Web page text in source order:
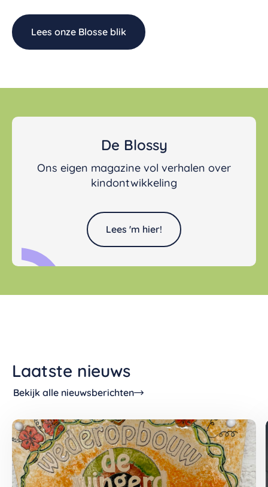
Lees onze Blosse blik
De Blossy
Ons eigen magazine vol verhalen over
kindontwikkeling
Lees 'm hier!
Laatste nieuws
Bekijk alle nieuwsberichten